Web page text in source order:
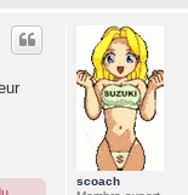
scoach